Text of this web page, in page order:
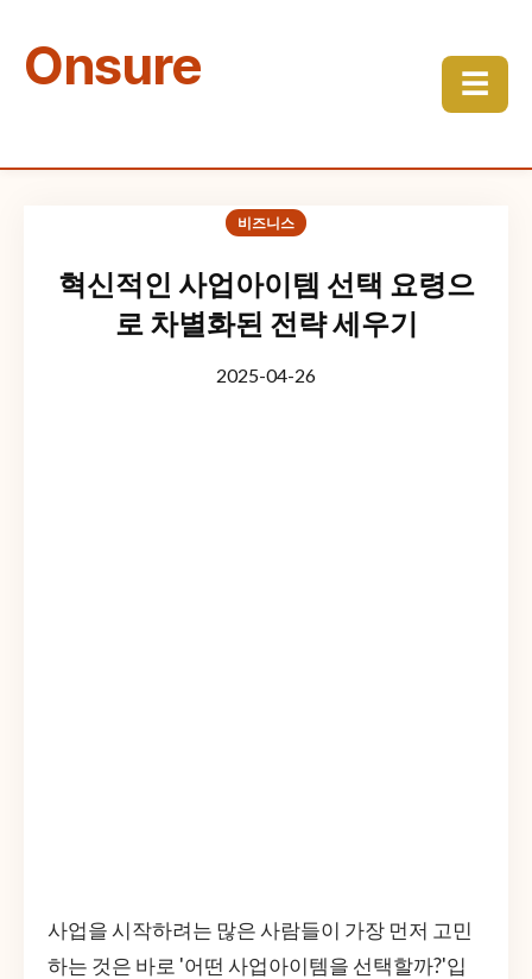
Onsure ☰
비즈니스
혁신적인 사업아이템 선택 요령으
로 차별화된 전략 세우기
2025-04-26
사업을 시작하려는 많은 사람들이 가장 먼저 고민
하는 것은 바로 '어떤 사업아이템을 선택할까?'입